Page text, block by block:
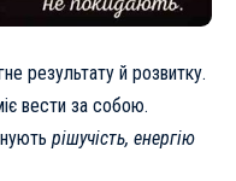
результату й розвитку.
вести за собою.
рішучість, енергію